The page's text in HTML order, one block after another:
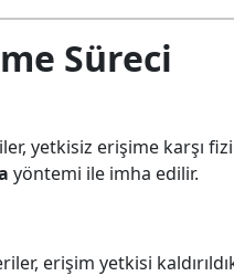
Süreci
yetkisiz erişime karşı
yöntemi ile imha edilir.
erişim yetkisi